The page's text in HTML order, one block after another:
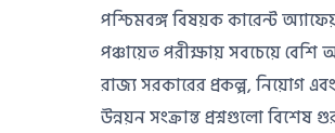
পশ্চিমবঙ্গ বিষয়ক কারেন্ট
পঞ্চায়েত পরীক্ষায় সবচেয়ে বেশি
রাজ্য সরকারের প্রকল্প, নিয়োগ এবং
উন্নয়ন সংক্রান্ত প্রশ্নগুলো বিশেষ